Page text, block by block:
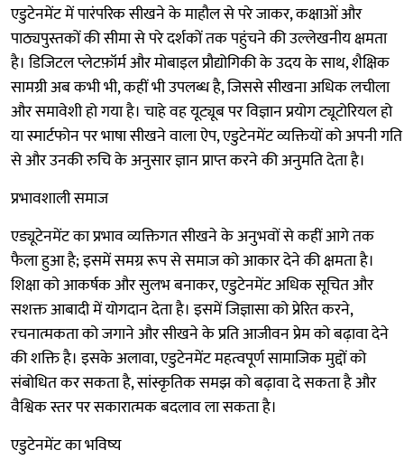
एडुटेनमेंट में पारंपरिक सीखने के माहौल से परे जाकर, कक्षाओं और
पाठ्यपुस्तकों की सीमा से परे दर्शकों तक पहुंचने की उल्लेखनीय क्षमता
है। डिजिटल प्लेटफ़ॉर्म और मोबाइल प्रौद्योगिकी के उदय के साथ, शैक्षिक
सामग्री अब कभी भी, कहीं भी उपलब्ध है, जिससे सीखना अधिक लचीला
और समावेशी हो गया है। चाहे वह यूट्यूब पर विज्ञान प्रयोग ट्यूटोरियल हो
या स्मार्टफोन पर भाषा सीखने वाला ऐप, एडुटेनमेंट व्यक्तियों को अपनी गति
से और उनकी रुचि के अनुसार ज्ञान प्राप्त करने की अनुमति देता है।
प्रभावशाली समाज
एड्यूटेनमेंट का प्रभाव व्यक्तिगत सीखने के अनुभवों से कहीं आगे तक
फैला हुआ है; इसमें समग्र रूप से समाज को आकार देने की क्षमता है।
शिक्षा को आकर्षक और सुलभ बनाकर, एडुटेनमेंट अधिक सूचित और
सशक्त आबादी में योगदान देता है। इसमें जिज्ञासा को प्रेरित करने,
रचनात्मकता को जगाने और सीखने के प्रति आजीवन प्रेम को बढ़ावा देने
की शक्ति है। इसके अलावा, एडुटेनमेंट महत्वपूर्ण सामाजिक मुद्दों को
संबोधित कर सकता है, सांस्कृतिक समझ को बढ़ावा दे सकता है और
वैश्विक स्तर पर सकारात्मक बदलाव ला सकता है।
एडुटेनमेंट का भविष्य